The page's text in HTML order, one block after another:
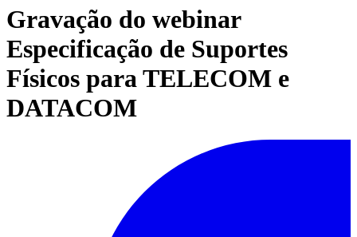
Gravação do webinar
Especificação de Suportes
Físicos para TELECOM e
DATACOM